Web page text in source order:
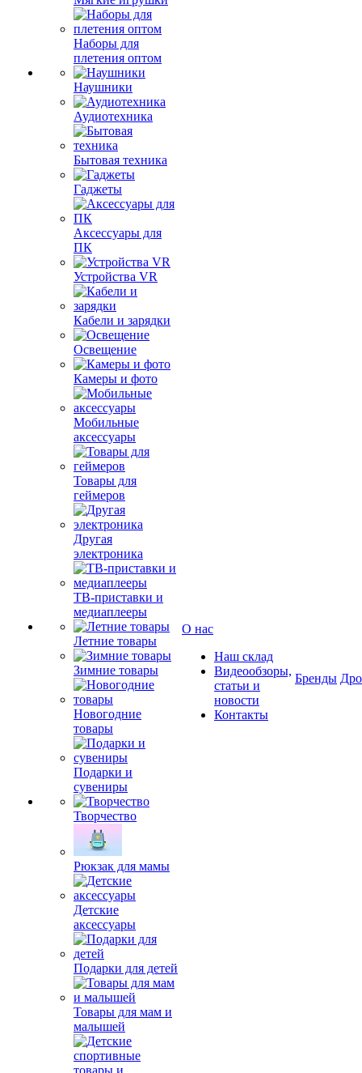
Наборы для
плетения оптом
Наушники
Аудиотехника
Бытовая техника
Гаджеты
Аксессуары для
ПК
Устройства VR
Кабели и зарядки
Освещение
Камеры и фото
Мобильные
аксессуары
Товары для
геймеров
Другая
электроника
ТВ-приставки и
медиаплееры
Летние товары
Зимние товары
Новогодние
товары
Подарки и
сувениры
Творчество
Рюкзак для мамы
Детские
аксессуары
Подарки для детей
Товары для мам и
малышей
О нас
Наш склад
Видеообзоры,
статьи и
новости
Контакты
Бренды